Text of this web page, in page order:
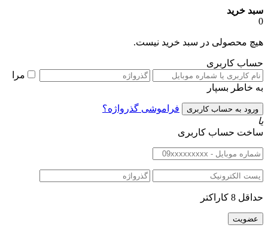
خرید
محصولی در سبد خرید نیست.
کاربری
مرا
خاطر بسپار
فراموشی گذرواژه؟
حساب کاربری
8 کاراکتر